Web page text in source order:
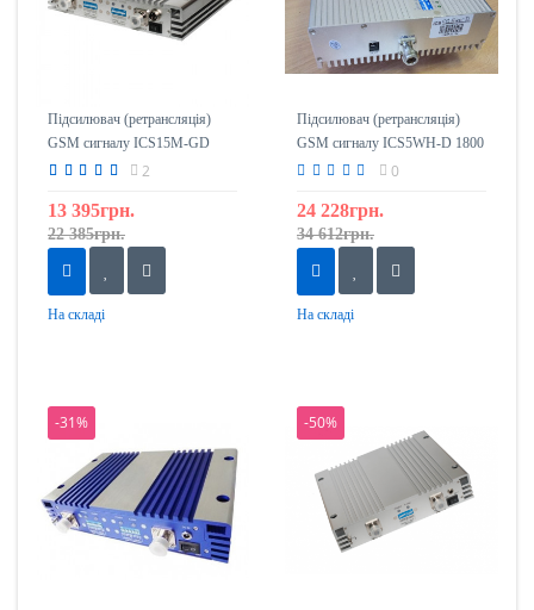
Підсилювач (ретрансляція)
GSM сигналу ICS15M-GD
900/1800
2
13 395грн.
22 385грн.
На складі
Підсилювач (ретрансляція)
GSM сигналу ICS5WH-D 1800
mHz (5 Ватт)
0
24 228грн.
34 612грн.
На складі
-31% -50%